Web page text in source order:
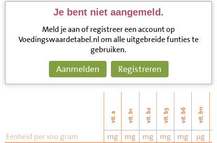
Je bent niet aangemeld.
Meld je aan of registreer een account op
Voedingswaardetabel.nl om alle uitgebreide funties te
gebruiken.
Aanmelden Registreren
vit. a vit. b1 vit. b2 vit. b3 vit. b6 vit. b11
Eenheid per 100 gram mg mg mg mg mg µg